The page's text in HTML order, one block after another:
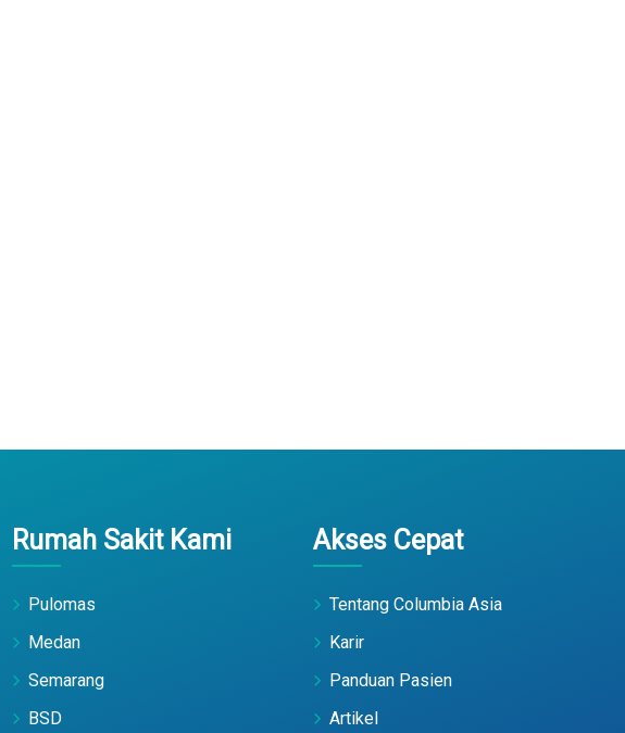
Rumah Sakit Kami
Pulomas
Medan
Semarang
BSD
Akses Cepat
Tentang Columbia Asia
Karir
Panduan Pasien
Artikel